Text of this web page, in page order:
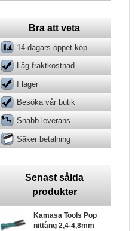
Bra att veta
14 dagars öppet köp
Låg fraktkostnad
I lager
Besöka vår butik
Snabb leverans
Säker betalning
Senast sålda
produkter
Kamasa Tools Pop
nittång 2,4-4,8mm